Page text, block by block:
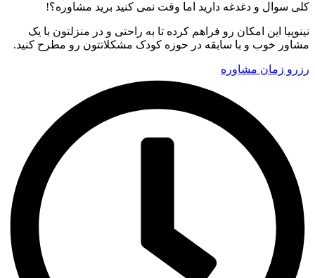
سوال و دغدغه دارید اما وقت نمی کنید برید مشاوره؟!
این امکان رو فراهم کرده تا به راحتی و در منزلتون با یک
خوب و با سابقه در حوزه کودک مشکلاتتون رو مطرح کنید.
زمان مشاوره